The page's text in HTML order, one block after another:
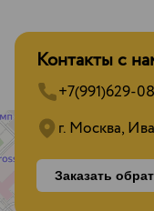
Контакты с
+7(991)629-
г. Москва,
Заказать